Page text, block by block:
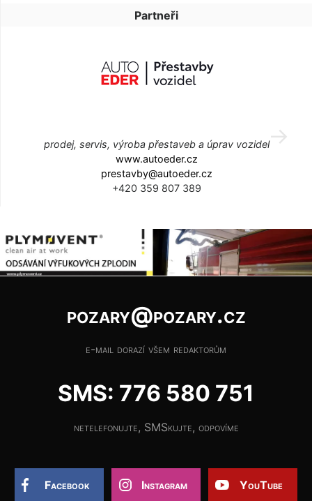
Partneři
prodej, servis, výroba přestaveb a úprav vozidel
www.autoeder.cz
prestavby@autoeder.cz
+420 359 807 389
pozary@pozary.cz
e-mail dorazí všem redaktorům
SMS: 776 580 751
netelefonujte, SMSkujte, odpovíme
Facebook Instagram YouTube